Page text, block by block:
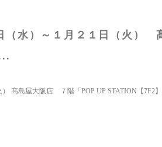
（水）～１月２１日（火）
髙島屋大阪店 ７階「POP UP STATION【7F2